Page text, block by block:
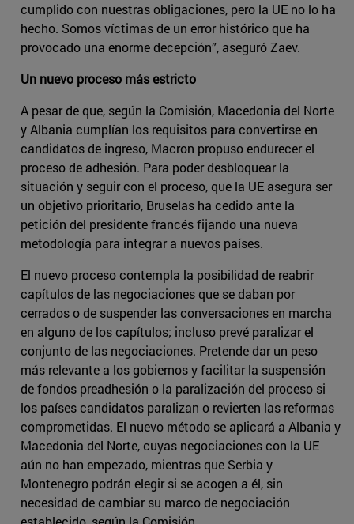
cumplido con nuestras obligaciones, pero la UE no lo ha
hecho. Somos víctimas de un error histórico que ha
provocado una enorme decepción”, aseguró Zaev.
Un nuevo proceso más estricto
A pesar de que, según la Comisión, Macedonia del Norte
y Albania cumplían los requisitos para convertirse en
candidatos de ingreso, Macron propuso endurecer el
proceso de adhesión. Para poder desbloquear la
situación y seguir con el proceso, que la UE asegura ser
un objetivo prioritario, Bruselas ha cedido ante la
petición del presidente francés fijando una nueva
metodología para integrar a nuevos países.
El nuevo proceso contempla la posibilidad de reabrir
capítulos de las negociaciones que se daban por
cerrados o de suspender las conversaciones en marcha
en alguno de los capítulos; incluso prevé paralizar el
conjunto de las negociaciones. Pretende dar un peso
más relevante a los gobiernos y facilitar la suspensión
de fondos preadhesión o la paralización del proceso si
los países candidatos paralizan o revierten las reformas
comprometidas. El nuevo método se aplicará a Albania y
Macedonia del Norte, cuyas negociaciones con la UE
aún no han empezado, mientras que Serbia y
Montenegro podrán elegir si se acogen a él, sin
necesidad de cambiar su marco de negociación